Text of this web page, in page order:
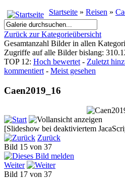
Startseite » Reisen »
Zurück zur Kategorieübersicht
Gesamtanzahl Bilder in allen
Zugriffe auf alle Bilder bislang:
TOP 12: Hoch bewertet- Zuletzt
kommentiert- Meist gesehen
Caen2019_16
[Slideshow bei deaktiviertem
Zurück
Bild 15 von 37
Weiter
Bild 17 von 37